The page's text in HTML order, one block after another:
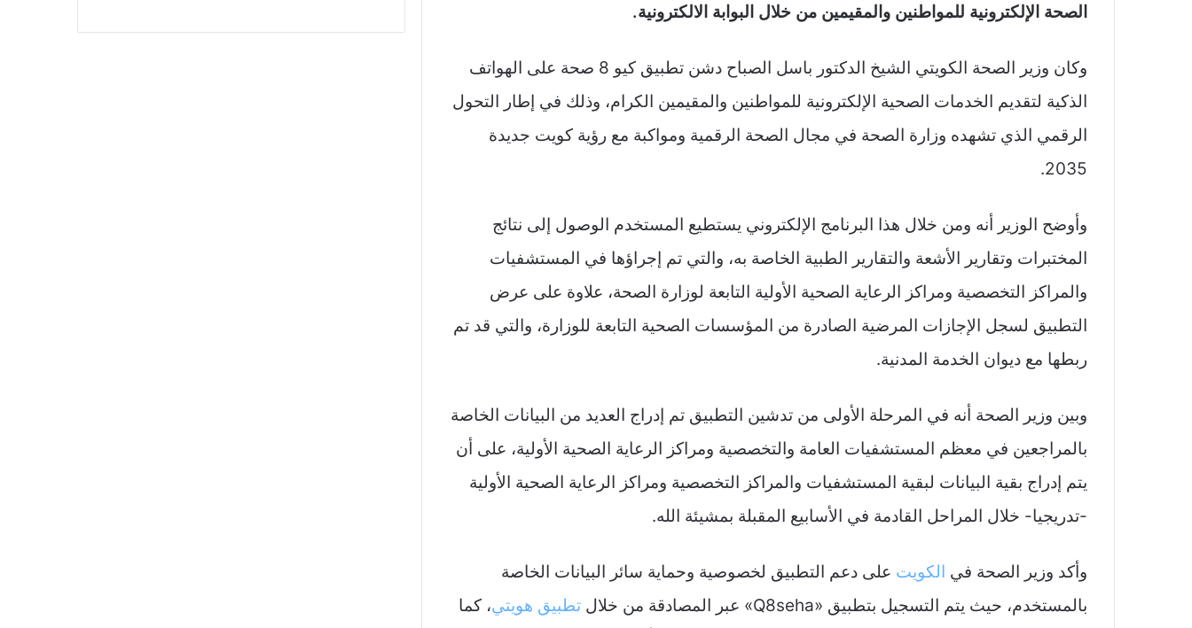
الصحة الإلكترونية للمواطنين والمقيمين من خلال البوابة الالكترونية.
وكان وزير الصحة الكويتي الشيخ الدكتور باسل الصباح دشن تطبيق كيو 8 صحة على الهواتف
الذكية لتقديم الخدمات الصحية الإلكترونية للمواطنين والمقيمين الكرام، وذلك في إطار التحول
الرقمي الذي تشهده وزارة الصحة في مجال الصحة الرقمية ومواكبة مع رؤية كويت جديدة
2035.
وأوضح الوزير أنه ومن خلال هذا البرنامج الإلكتروني يستطيع المستخدم الوصول إلى نتائج
المختبرات وتقارير الأشعة والتقارير الطبية الخاصة به، والتي تم إجراؤها في المستشفيات
والمراكز التخصصية ومراكز الرعاية الصحية الأولية التابعة لوزارة الصحة، علاوة على عرض
التطبيق لسجل الإجازات المرضية الصادرة من المؤسسات الصحية التابعة للوزارة، والتي قد تم
ربطها مع ديوان الخدمة المدنية.
وبين وزير الصحة أنه في المرحلة الأولى من تدشين التطبيق تم إدراج العديد من البيانات الخاصة
بالمراجعين في معظم المستشفيات العامة والتخصصية ومراكز الرعاية الصحية الأولية، على أن
يتم إدراج بقية البيانات لبقية المستشفيات والمراكز التخصصية ومراكز الرعاية الصحية الأولية
-تدريجيا- خلال المراحل القادمة في الأسابيع المقبلة بمشيئة الله.
وأكد وزير الصحة في الكويت على دعم التطبيق لخصوصية وحماية سائر البيانات الخاصة
بالمستخدم، حيث يتم التسجيل بتطبيق «Q8seha» عبر المصادقة من خلال
تطبيق هويتي، كما